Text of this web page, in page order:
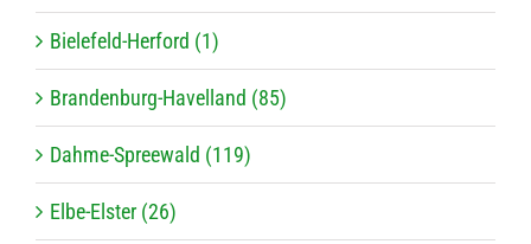
Bielefeld-Herford (1)
Brandenburg-Havelland (85)
Dahme-Spreewald (119)
Elbe-Elster (26)